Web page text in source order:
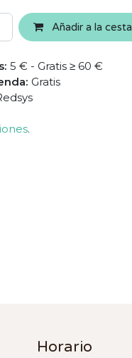
Añadir a la cesta
5 € - Gratis ≥ 60 €
Gratis
.
Horario